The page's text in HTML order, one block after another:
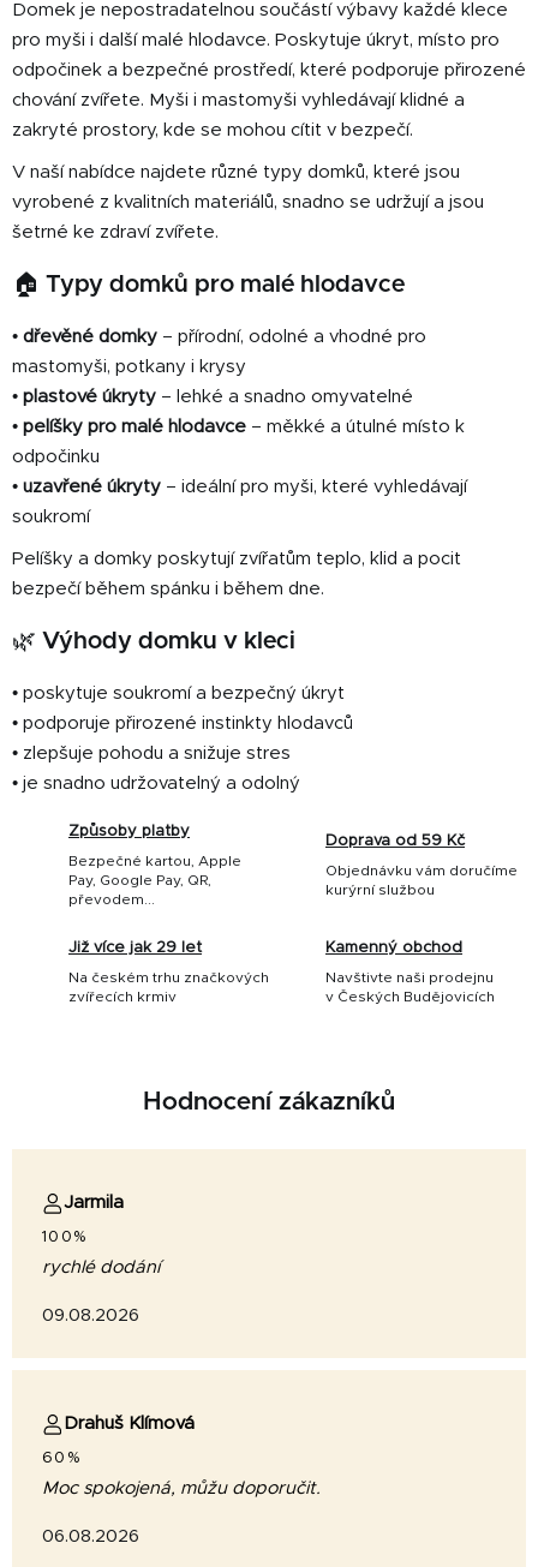
a
c
í
p
r
k
y
p
s
Domek je nepostradatelnou součástí výbavy každé klece
pro myši i další malé hlodavce. Poskytuje úkryt, místo pro
odpočinek a bezpečné prostředí, které podporuje přirozené
chování zvířete. Myši i mastomyši vyhledávají klidné a
zakryté prostory, kde se mohou cítit v bezpečí.
V naší nabídce najdete různé typy domků, které jsou
vyrobené z kvalitních materiálů, snadno se udržují a jsou
šetrné ke zdraví zvířete.
🏠 Typy domků pro malé hlodavce
• dřevěné domky – přírodní, odolné a vhodné pro
mastomyši, potkany i krysy
• plastové úkryty – lehké a snadno omyvatelné
• pelíšky pro malé hlodavce – měkké a útulné místo k
odpočinku
• uzavřené úkryty – ideální pro myši, které vyhledávají
soukromí
Pelíšky a domky poskytují zvířatům teplo, klid a pocit
bezpečí během spánku i během dne.
🌿 Výhody domku v kleci
• poskytuje soukromí a bezpečný úkryt
• podporuje přirozené instinkty hlodavců
• zlepšuje pohodu a snižuje stres
• je snadno udržovatelný a odolný
Způsoby platby
Bezpečné kartou, Apple
Pay, Google Pay, QR,
převodem...
Doprava od 59 Kč
Objednávku vám doručíme
kurýrní službou
Již více jak 29 let
Na českém trhu značkových
zvířecích krmiv
Kamenný obchod
Navštivte naši prodejnu
v Českých Budějovicích
Hodnocení zákazníků
Jarmila
100%
rychlé dodání
09.08.2026
Drahuš Klímová
60%
Moc spokojená, můžu doporučit.
06.08.2026